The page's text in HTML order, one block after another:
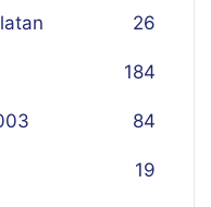
26
184
84
19